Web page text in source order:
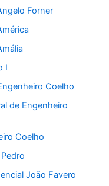
Forner
I
Coelho
de Engenheiro
Coelho
João Favero